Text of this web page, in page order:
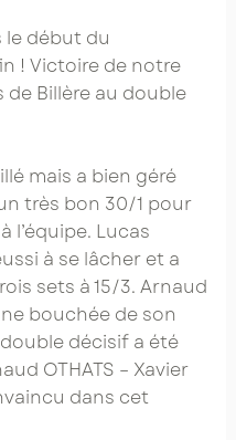
le début du
! Victoire de notre
de Billère au double
mais a bien géré
très bon 30/1 pour
l’équipe. Lucas
à se lâcher et a
sets à 15/3. Arnaud
bouchée de son
décisif a été
OTHATS – Xavier
dans cet